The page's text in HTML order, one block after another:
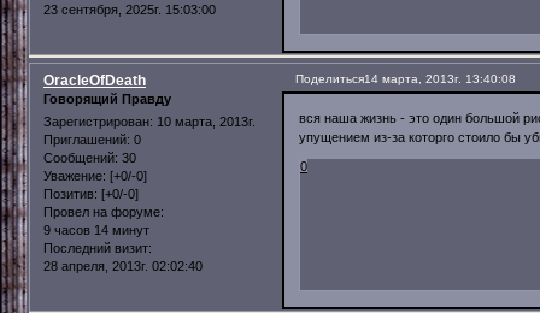
23 сентября, 2025г. 15:03:00
Поделиться14 марта, 2013г. 13:40:08
OracleOfDeath
Говорящий Правду
Зарегистрирован: 10 марта, 2013г.
Приглашений: 0
Сообщений: 30
Уважение: [+0/-0]
Позитив: [+0/-0]
Провел на форуме:
9 часов 14 минут
Последний визит:
28 апреля, 2013г. 02:02:40
вся наша жизнь - это один большой
упущением из-за которго стоило бы
0